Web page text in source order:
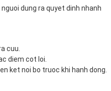
dung ra quyet dinh nhanh
cuu.
diem cot loi.
ket noi bo truoc khi hanh dong.